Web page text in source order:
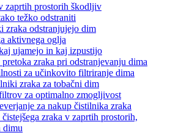
zaprtih prostorih škodljiv
težko odstraniti
zraka odstranjujejo dim
aktivnega oglja
ujamejo in kaj izpustijo
zraka pri odstranjevanju dima
za učinkovito filtriranje dima
zraka za tobačni dim
za optimalno zmogljivost
za nakup čistilnika zraka
zraka v zaprtih prostorih,
dimu